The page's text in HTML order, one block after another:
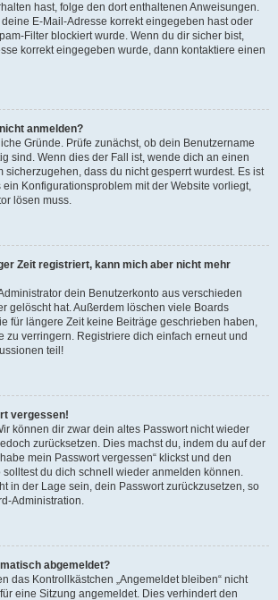
hast, folge den dort enthaltenen Anweisungen.
E-Mail-Adresse korrekt eingegeben hast oder
Filter blockiert wurde. Wenn du dir sicher bist,
korrekt eingegeben wurde, dann kontaktiere einen
anmelden?
Gründe. Prüfe zunächst, ob dein Benutzername
sind. Wenn dies der Fall ist, wende dich an einen
sicherzugehen, dass du nicht gesperrt wurdest. Es ist
Konfigurationsproblem mit der Website vorliegt,
lösen muss.
Zeit registriert, kann mich aber nicht mehr
dein Benutzerkonto aus verschieden
gelöscht hat. Außerdem löschen viele Boards
für längere Zeit keine Beiträge geschrieben haben,
zu verringern. Registriere dich einfach erneut und
teil!
vergessen!
können dir zwar dein altes Passwort nicht wieder
zurücksetzen. Dies machst du, indem du auf der
mein Passwort vergessen“ klickst und den
du dich schnell wieder anmelden können.
in der Lage sein, dein Passwort zurückzusetzen, so
Administration.
abgemeldet?
das Kontrollkästchen „Angemeldet bleiben“ nicht
eine Sitzung angemeldet. Dies verhindert den